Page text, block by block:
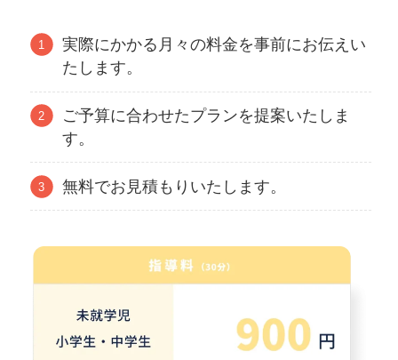
実際にかかる月々の料金を事前にお伝えい
たします。
ご予算に合わせたプランを提案いたしま
す。
無料でお見積もりいたします。